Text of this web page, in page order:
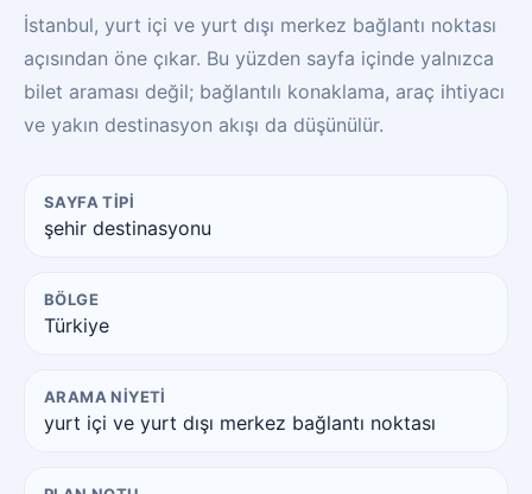
İstanbul, yurt içi ve yurt dışı merkez bağlantı noktası
açısından öne çıkar. Bu yüzden sayfa içinde yalnızca
bilet araması değil; bağlantılı konaklama, araç ihtiyacı
ve yakın destinasyon akışı da düşünülür.
SAYFA TIPI
şehir destinasyonu
BÖLGE
Türkiye
ARAMA NIYETI
yurt içi ve yurt dışı merkez bağlantı noktası